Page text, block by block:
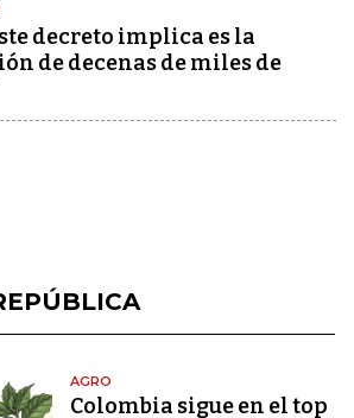
decreto implica es la
de decenas de miles de
AGRO
Colombia sigue en el top